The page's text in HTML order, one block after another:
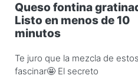
Queso fontina
Listo en menos de 10
minutos
Te juro que la mezcla de
fascinar🤩 El secreto